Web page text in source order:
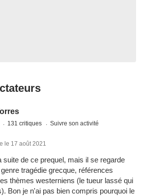
131 critiques Suivre son activité
le 17 août 2021
suite de ce prequel, mais il se regarde
tragédie grecque, références
thèmes westerniens (le tueur lassé qui
Bon je n'ai pas bien compris pourquoi le